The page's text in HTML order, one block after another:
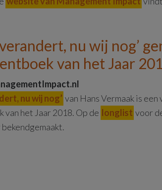
nu wij nog’
van het Jaar
nu wij nog’ van Hans Vermaak is
van het Jaar 2018. Op de longlist voor